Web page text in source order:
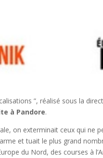
”, réalisé sous la
à Pandore.
on exterminait ceux qui ne
et tuait le plus grand
du Nord, des courses à